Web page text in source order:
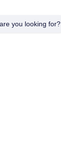
you looking for?